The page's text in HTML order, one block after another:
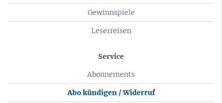
Gewinnspiele
Leserreisen
Service
Abonnements
Abo kündigen / Widerruf